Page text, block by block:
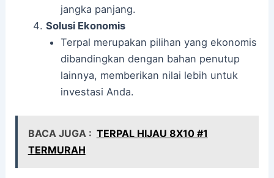
jangka panjang.
Solusi Ekonomis
Terpal merupakan pilihan yang ekonomis
dibandingkan dengan bahan penutup
lainnya, memberikan nilai lebih untuk
investasi Anda.
BACA JUGA : TERPAL HIJAU 8X10 #1
TERMURAH